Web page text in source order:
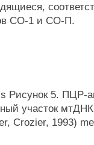
СО-1 и СО-П.
Рисунок 5. ПЦР-
участок
Crozier, 1993)